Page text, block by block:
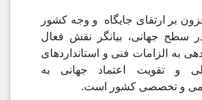
بر ارتقای جایگاه و وجه کشور
سطح جهانی، بیانگر نقش فعال
به الزامات فنی و استانداردهای
و تقویت اعتماد جهانی به
و تخصصی کشور است.